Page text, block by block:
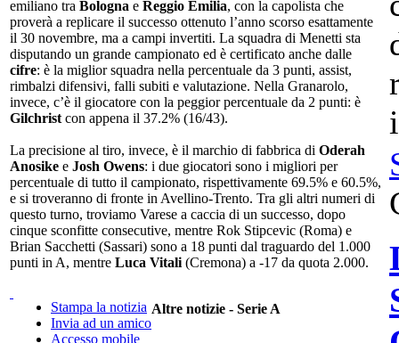
emiliano tra Bologna e Reggio Emilia, con la capolista che
proverà a replicare il successo ottenuto l’anno scorso esattamente
il 30 novembre, ma a campi invertiti. La squadra di Menetti sta
disputando un grande campionato ed è certificato anche dalle
cifre: è la miglior squadra nella percentuale da 3 punti, assist,
rimbalzi difensivi, falli subiti e valutazione. Nella Granarolo,
invece, c’è il giocatore con la peggior percentuale da 2 punti: è
Gilchrist con appena il 37.2% (16/43).
La precisione al tiro, invece, è il marchio di fabbrica di Oderah
Anosike e Josh Owens: i due giocatori sono i migliori per
percentuale di tutto il campionato, rispettivamente 69.5% e 60.5%,
e si troveranno di fronte in Avellino-Trento. Tra gli altri numeri di
questo turno, troviamo Varese a caccia di un successo, dopo
cinque sconfitte consecutive, mentre Rok Stipcevic (Roma) e
Brian Sacchetti (Sassari) sono a 18 punti dal traguardo del 1.000
punti in A, mentre Luca Vitali (Cremona) a -17 da quota 2.000.
Stampa la notizia
Invia ad un amico
Accesso mobile
Altre notizie - Serie A